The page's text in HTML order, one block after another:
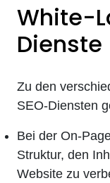
White-
Dienste
Zu den
SEO-Diensten
Bei der On-
Struktur, den
Website zu